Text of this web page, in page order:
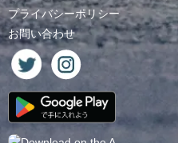
プライバシーポリシー
お問い合わせ